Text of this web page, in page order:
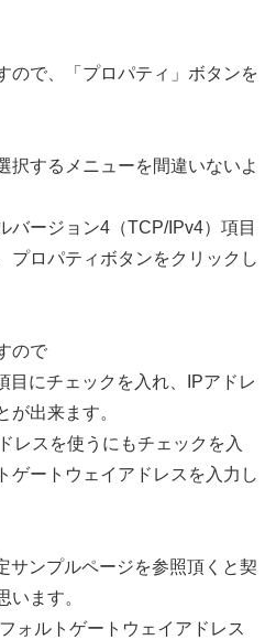
ので、「プロパティ」ボタンを
択するメニューを間違いないよ
バージョン4（TCP/IPv4） 項目
プロパティボタンをクリックし
ので
目にチェックを入れ、IPアドレ
が出来ます。
レスを使うにもチェックを入
ゲートウェイアドレスを入力し
サンプルページを参照頂くと契
います。
ォルトゲートウェイアドレス